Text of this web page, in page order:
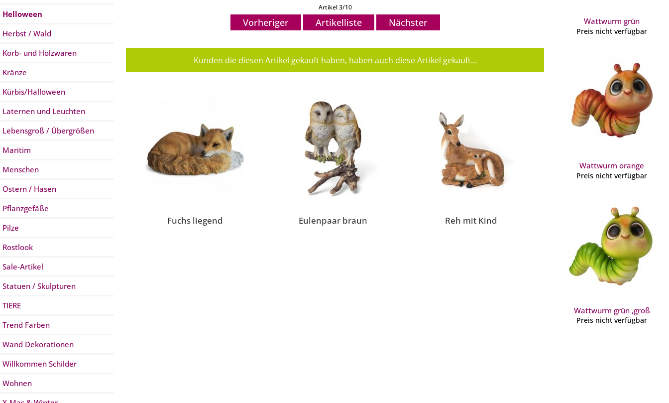
Helloween
Herbst / Wald
Korb- und Holzwaren
Kränze
Kürbis/Halloween
Laternen und Leuchten
Lebensgroß / Übergrößen
Maritim
Menschen
Ostern / Hasen
Pflanzgefäße
Pilze
Rostlook
Sale-Artikel
Statuen / Skulpturen
TIERE
Trend Farben
Wand Dekorationen
Willkommen Schilder
Wohnen
Artikel 3/10
Vorheriger Artikelliste Nächster
Kunden die diesen Artikel gekauft haben, haben auch diese Artikel gekauft...
Fuchs liegend Eulenpaar braun Reh mit Kind
Wattwurm grün
Preis nicht verfügbar
Wattwurm orange
Preis nicht verfügbar
Wattwurm grün ,groß
Preis nicht verfügbar